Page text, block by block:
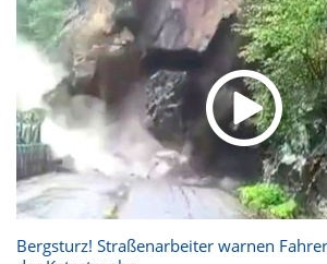
Bergsturz! Straßenarbeiter warnen